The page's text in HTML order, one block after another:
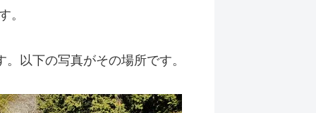
。
以下の写真がその場所です。